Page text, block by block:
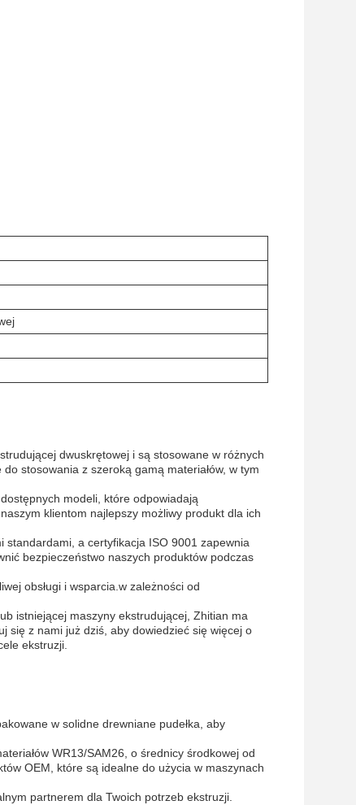
dwuskrętowej i są stosowane w różnych
stosowania z szeroką gamą materiałów, w tym
modeli, które odpowiadają
klientom najlepszy możliwy produkt dla ich
a certyfikacja ISO 9001 zapewnia
bezpieczeństwo naszych produktów podczas
obsługi i wsparcia.w zależności od
istniejącej maszyny ekstrudującej, Zhitian ma
się z nami już dziś, aby dowiedzieć się więcej o
ekstruzji.
w solidne drewniane pudełka, aby
WR13/SAM26, o średnicy środkowej od
OEM, które są idealne do użycia w maszynach
partnerem dla Twoich potrzeb ekstruzji.